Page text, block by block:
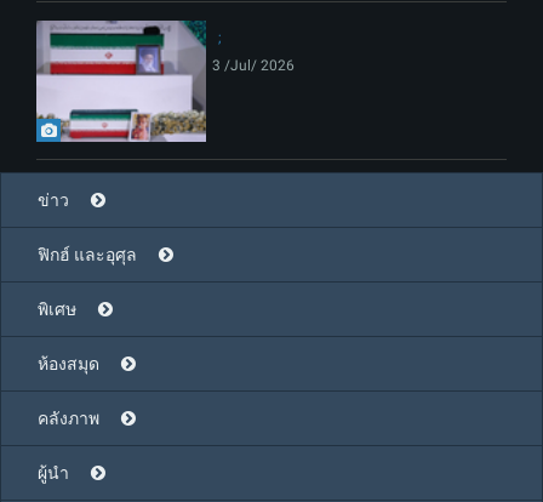
3 /Jul/ 2026
ข่าว
ฟิกฮ์ และอุศุล
พิเศษ
ห้องสมุด
คลังภาพ
ผู้นำ